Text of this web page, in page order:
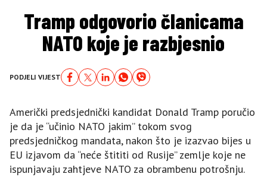
Tramp odgovorio članicama
NATO koje je razbjesnio
PODJELI VIJEST
Američki predsjednički kandidat Donald Tramp poručio
je da je “učinio NATO jakim” tokom svog
predsjedničkog mandata, nakon što je izazvao bijes u
EU izjavom da “neće štititi od Rusije” zemlje koje ne
ispunjavaju zahtjeve NATO za obrambenu potrošnju.